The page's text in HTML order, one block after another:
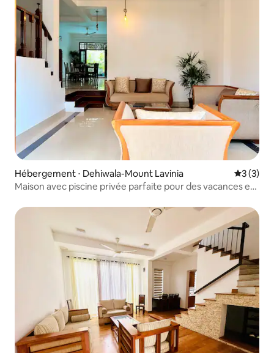
Hébergement ⋅ Dehiwala-Mount Lavinia
3 (3)
Maison avec piscine privée parfaite pour des vacances en